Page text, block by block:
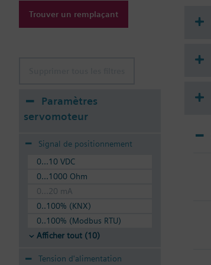
Trouver un remplaçant
Paramètres
servomoteur
Signal de positionnement
0...10 VDC
0...1000 Ohm
0...20 mA
0..100% (KNX)
0..100% (Modbus RTU)
Afficher tout (10)
Tension d'alimentation